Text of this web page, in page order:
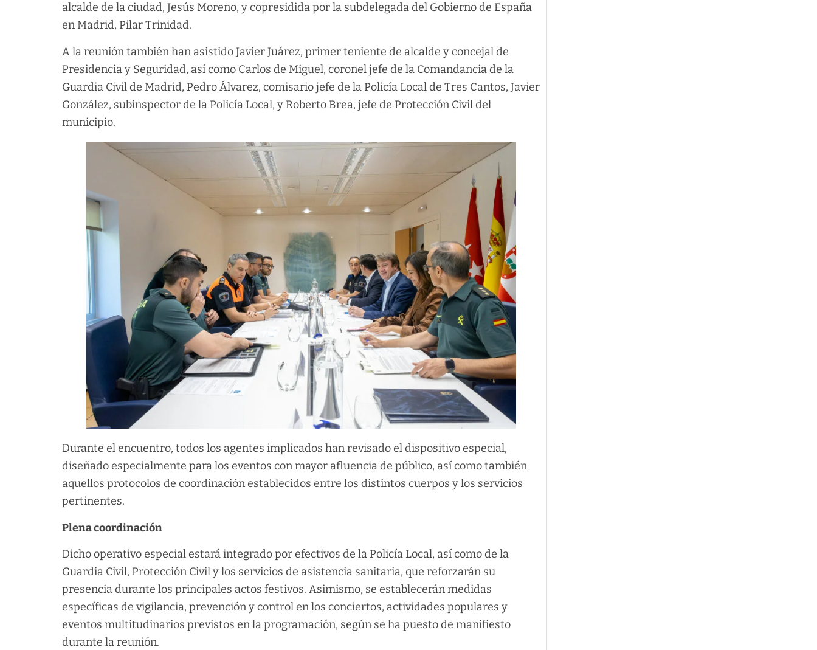
alcalde de la ciudad, Jesús Moreno, y copresidida por la subdelegada del Gobierno de España
en Madrid, Pilar Trinidad.
A la reunión también han asistido Javier Juárez, primer teniente de alcalde y concejal de
Presidencia y Seguridad, así como Carlos de Miguel, coronel jefe de la Comandancia de la
Guardia Civil de Madrid, Pedro Álvarez, comisario jefe de la Policía Local de Tres Cantos, Javier
González, subinspector de la Policía Local, y Roberto Brea, jefe de Protección Civil del
municipio.
Durante el encuentro, todos los agentes implicados han revisado el dispositivo especial,
diseñado especialmente para los eventos con mayor afluencia de público, así como también
aquellos protocolos de coordinación establecidos entre los distintos cuerpos y los servicios
pertinentes.
Plena coordinación
Dicho operativo especial estará integrado por efectivos de la Policía Local, así como de la
Guardia Civil, Protección Civil y los servicios de asistencia sanitaria, que reforzarán su
presencia durante los principales actos festivos. Asimismo, se establecerán medidas
específicas de vigilancia, prevención y control en los conciertos, actividades populares y
eventos multitudinarios previstos en la programación, según se ha puesto de manifiesto
durante la reunión.